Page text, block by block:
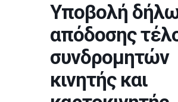
Υποβολή
απόδοσης
συνδρομητών
κινητής και